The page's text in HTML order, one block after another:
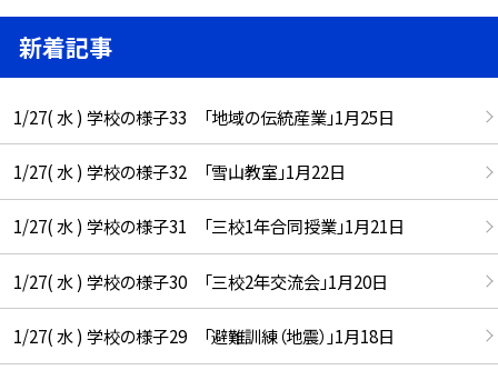
新着記事
1/27( 水 ) 学校の様子33 「地域の伝統産業」1月25日
1/27( 水 ) 学校の様子32 「雪山教室」1月22日
1/27( 水 ) 学校の様子31 「三校1年合同授業」1月21日
1/27( 水 ) 学校の様子30 「三校2年交流会」1月20日
1/27( 水 ) 学校の様子29 「避難訓練（地震）」1月18日